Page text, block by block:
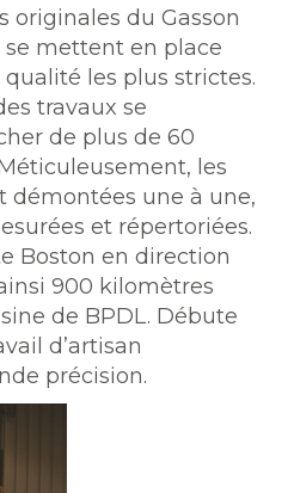
originales du Gasson
se mettent en place
les plus strictes.
travaux se
de plus de 60
les
démontées une à une,
et répertoriées.
Boston en direction
900 kilomètres
de BPDL. Débute
d’artisan
précision.